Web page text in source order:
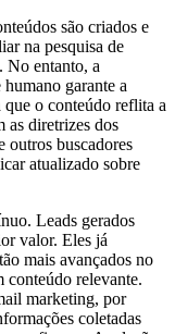
são criados e
na pesquisa de
No entanto, a
garante a
o conteúdo reflita a
as diretrizes dos
outros buscadores
atualizado sobre
Leads gerados
valor. Eles já
mais avançados no
conteúdo relevante.
marketing, por
coletadas